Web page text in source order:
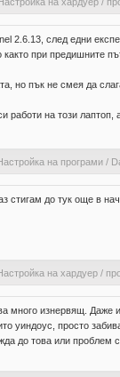
2.6.13, след едни
както при предишните
но пък не смея да
работи на този
на програми/
стигам до тук още в
на хардуер/
много изнервящ. Даже
уиндоус, просто
до това или проблем